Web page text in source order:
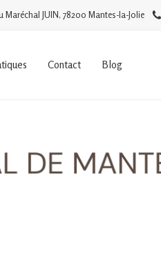
Maréchal JUIN, 78200 Mantes-la-Jolie
Contact Blog